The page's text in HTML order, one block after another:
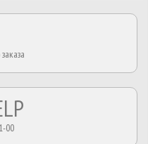
00